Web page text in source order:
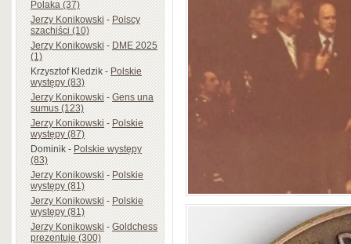
Polaka (37)
Jerzy Konikowski-Polscy
szachiści (10)
Jerzy Konikowski-DME 2025
(1)
Krzysztof Kledzik-Polskie
występy (83)
Jerzy Konikowski-Gens una
sumus (123)
Jerzy Konikowski-Polskie
występy (87)
Dominik-Polskie występy
(83)
Jerzy Konikowski-Polskie
występy (81)
Jerzy Konikowski-Polskie
występy (81)
Jerzy Konikowski-Goldchess
prezentuje (300)